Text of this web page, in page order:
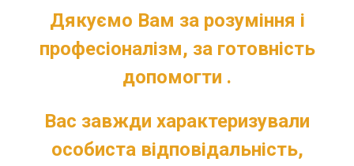
Дякуємо Вам за розуміння і
професіоналізм, за готовність
допомогти .
Вас завжди характеризували
особиста відповідальність,